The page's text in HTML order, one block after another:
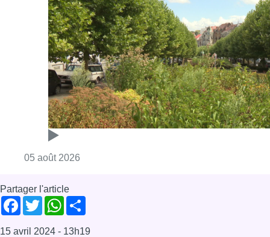
05 août 2026
Partager l'article
Facebook
TwitterWhatsApp
15 avril 2024 - 13h19